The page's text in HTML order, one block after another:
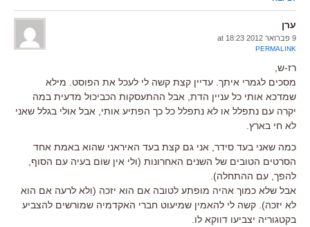
ערן
9 פברואר 2012 at 18:23
PERMALINK
רז-ש,
מסכים לגמרי איתך. עדיין קצת קשה לי לעכל את הפוסט. מילא
שמדכא אותי כל עניין הדת, אבל ההתעסקות הכביכול מדעית במה
יקרה עם נתפלל או לא נתפלל כל כך הפתיע אותי, אבל אולי בגלל שאני
לא חי בארץ.
כמה שאני בעד סידר, אני גם קצת בעד האיראני שהוא באמת אחד
הסרטים הטובים של השנים האחרונות (ולי אין שום בעיה עם הסוף,
להפך, עם ההתחלה).
אבל שלא כמוך אהיה מופתע לטובה אם הוא יזכה (ולא לרעה אם הוא
לא יזכה). קשה לי להאמין שמיעוט חברי האקדמיה שמורשים להצביע
בקטגוריה יצביעו דווקא לו.